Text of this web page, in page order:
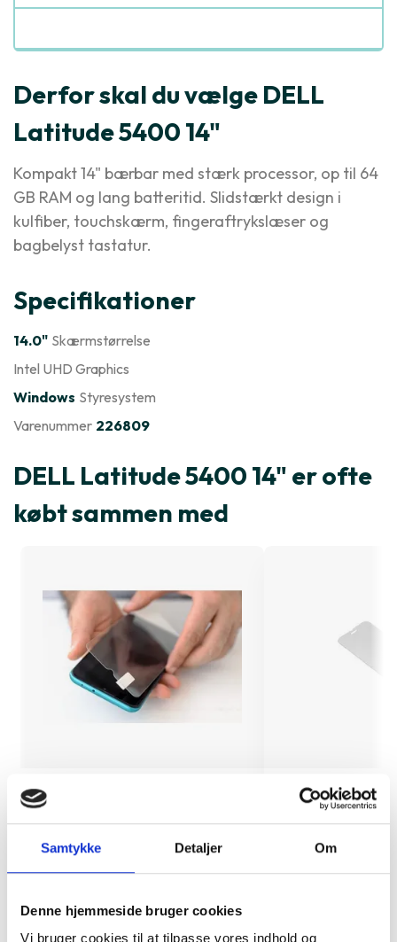
Samtykke Detaljer Om
Denne hjemmeside bruger cookies
Vi bruger cookies til at tilpasse vores indhold og
Derfor skal du vælge DELL
Latitude 5400 14"
Kompakt 14" bærbar med stærk processor, op til 64
GB RAM og lang batteritid. Slidstærkt design i
kulfiber, touchskærm, fingeraftrykslæser og
bagbelyst tastatur.
Specifikationer
14.0" Skærmstørrelse
Intel UHD Graphics
Windows Styresystem
Varenummer 226809
DELL Latitude 5400 14" er ofte
købt sammen med
Montering (OBS.
Pro/14/16e/17e
149 kr.